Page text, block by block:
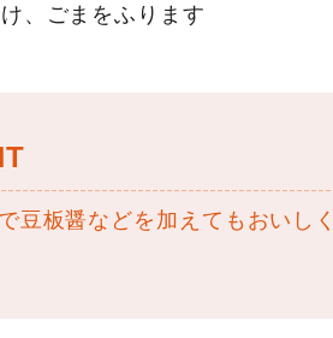
、ごまをふります
豆板醤などを加えてもおいし